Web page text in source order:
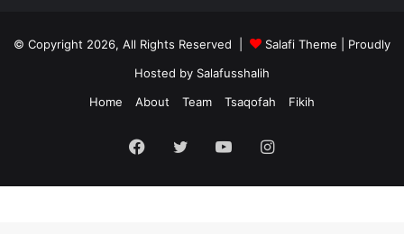
© Copyright 2026, All Rights Reserved | Salafi Theme | Proudly
Hosted by Salafusshalih
Home
About Team Tsaqofah Fikih
Facebook
Twitter YouTubeInstagram